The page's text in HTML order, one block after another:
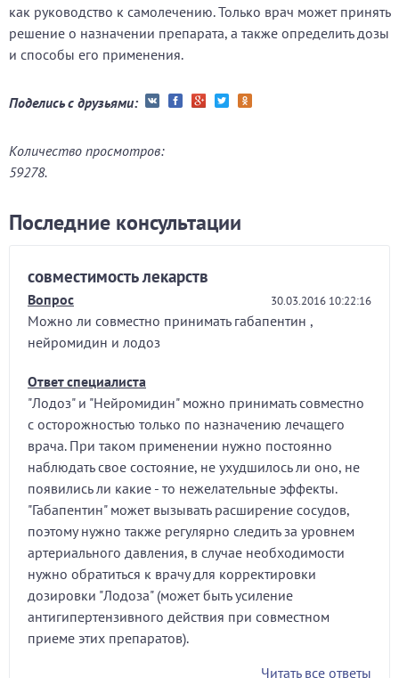
как руководство к самолечению. Только врач может принять
решение о назначении препарата, а также определить дозы
и способы его применения.
Поделись с друзьями:
Количество просмотров:
59278.
Последние консультации
совместимость лекарств
Вопрос 30.03.2016 10:22:16
Можно ли совместно принимать габапентин ,
нейромидин и лодоз
Ответ специалиста
"Лодоз" и "Нейромидин" можно принимать совместно
с осторожностью только по назначению лечащего
врача. При таком применении нужно постоянно
наблюдать свое состояние, не ухудшилось ли оно, не
появились ли какие - то нежелательные эффекты.
"Габапентин" может вызывать расширение сосудов,
поэтому нужно также регулярно следить за уровнем
артериального давления, в случае необходимости
нужно обратиться к врачу для корректировки
дозировки "Лодоза" (может быть усиление
антигипертензивного действия при совместном
приеме этих препаратов).
Читать все ответы